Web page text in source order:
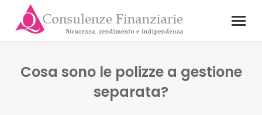
Cosa sono le polizze a gestione
separata?